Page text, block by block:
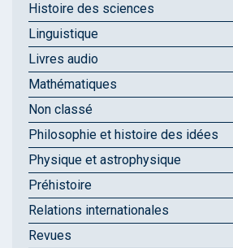
Histoire des sciences
Linguistique
Livres audio
Mathématiques
Non classé
Philosophie et histoire des idées
Physique et astrophysique
Préhistoire
Relations internationales
Revues